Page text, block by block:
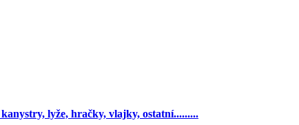
lyže, hračky, vlajky, ostatní.........